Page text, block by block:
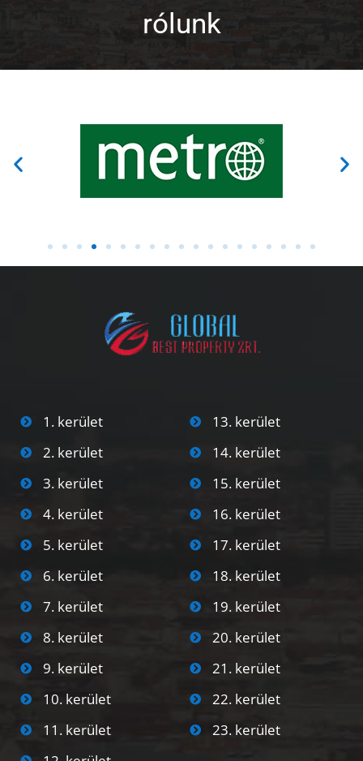
rólunk
1. kerület
2. kerület
3. kerület
4. kerület
5. kerület
6. kerület
7. kerület
8. kerület
9. kerület
10. kerület
11. kerület
13. kerület
14. kerület
15. kerület
16. kerület
17. kerület
18. kerület
19. kerület
20. kerület
21. kerület
22. kerület
23. kerület